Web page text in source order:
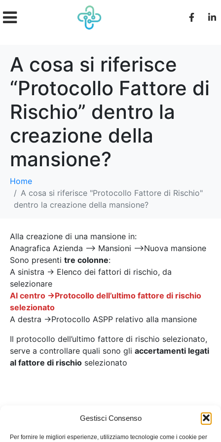
Gestisci Consenso
Per fornire le migliori esperienze, utilizziamo tecnologie come i cookie per
A cosa si riferisce
“Protocollo Fattore di
Rischio” dentro la
creazione della
mansione?
Home
A cosa si riferisce "Protocollo Fattore di Rischio"
dentro la creazione della mansione?
Alla creazione di una mansione in:
Anagrafica Azienda –> Mansioni –>Nuova mansione
Sono presenti tre colonne:
A sinistra -> Elenco dei fattori di rischio, da
selezionare
Al centro ->Protocollo dell’ultimo fattore di rischio
selezionato
A destra ->Protocollo ASPP relativo alla mansione
Il protocollo dell’ultimo fattore di rischio selezionato,
serve a controllare quali sono gli accertamenti legati
al fattore di rischio selezionato